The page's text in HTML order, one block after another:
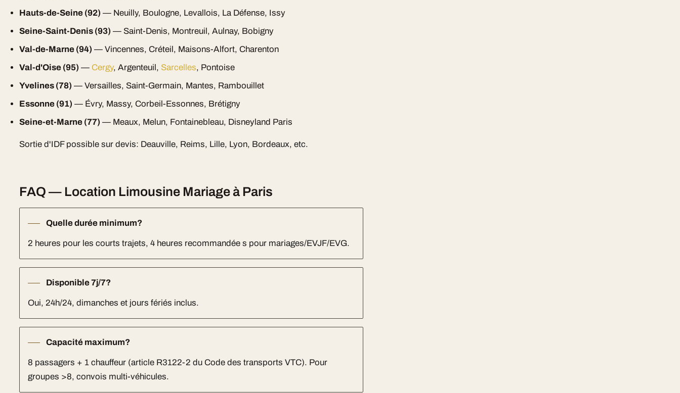
Hauts-de-Seine (92) — Neuilly, Boulogne, Levallois, La Défense, Issy
Seine-Saint-Denis (93) — Saint-Denis, Montreuil, Aulnay, Bobigny
Val-de-Marne (94) — Vincennes, Créteil, Maisons-Alfort, Charenton
Val-d'Oise (95) — Cergy, Argenteuil, Sarcelles, Pontoise
Yvelines (78) — Versailles, Saint-Germain, Mantes, Rambouillet
Essonne (91) — Évry, Massy, Corbeil-Essonnes, Brétigny
Seine-et-Marne (77) — Meaux, Melun, Fontainebleau, Disneyland Paris
Sortie d'IDF possible sur devis: Deauville, Reims, Lille, Lyon, Bordeaux, etc.
FAQ — Location Limousine Mariage à Paris
Quelle durée minimum?
2 heures pour les courts trajets, 4 heures recommandée s pour mariages/EVJF/EVG.
Disponible 7j/7?
Oui, 24h/24, dimanches et jours fériés inclus.
Capacité maximum?
8 passagers + 1 chauffeur (article R3122-2 du Code des transports VTC). Pour
groupes >8, convois multi-véhicules.